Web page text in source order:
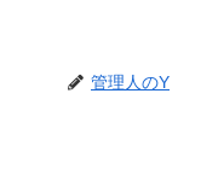
管理人のY